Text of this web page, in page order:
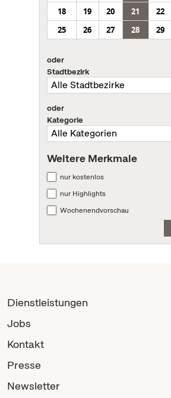
18
19 20 21 22
25
26 27 28 29
oder
Stadtbezirk
oder
Kategorie
Weitere Merkmale
nur kostenlos
nur Highlights
Wochenendvorschau
Dienstleistungen
Jobs
Kontakt
Presse
Newsletter